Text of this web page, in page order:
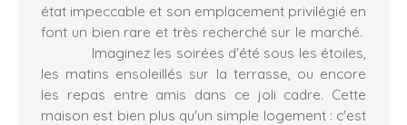
état impeccable et son emplacement privilégié en
font un bien rare et très recherché sur le marché.
Imaginez les soirées d'été sous les étoiles,
les matins ensoleillés sur la terrasse, ou encore
les repas entre amis dans ce joli cadre. Cette
maison est bien plus qu'un simple logement : c'est